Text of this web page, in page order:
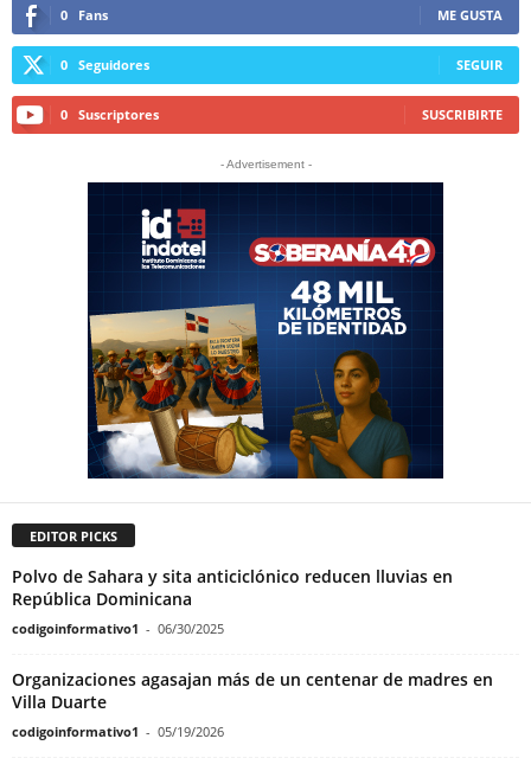
0 Fans ME GUSTA
0 Seguidores SEGUIR
0 Suscriptores SUSCRIBIRTE
- Advertisement -
EDITOR PICKS
Polvo de Sahara y sita anticiclónico reducen lluvias en
República Dominicana
codigoinformativo1 - 06/30/2025
Organizaciones agasajan más de un centenar de madres en
Villa Duarte
codigoinformativo1 - 05/19/2026